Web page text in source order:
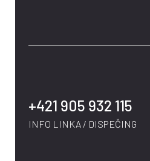
+421 905 932 115
INFO LINKA / DISPEČING